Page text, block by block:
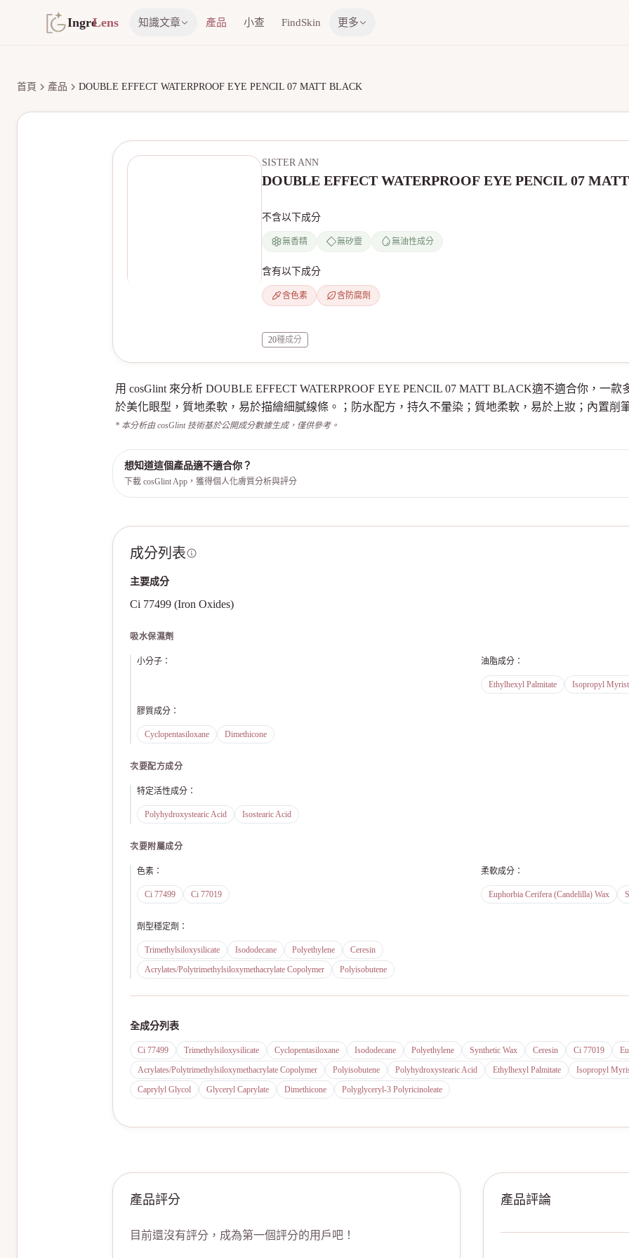
IngreLens 知識文章 產品 小查 FindSkin 更多
首頁 產品 DOUBLE EFFECT WATERPROOF EYE PENCIL 07 MATT BLACK
SISTER ANN
DOUBLE EFFECT WATERPROOF EYE PENCIL 07
不含以下成分
無香精 無矽靈 無油性成分
含有以下成分
含色素 含防腐劑
20種成分
用 cosGlint 來分析 DOUBLE EFFECT WATERPROOF EYE PENCIL 07 MATT BLACK適不適合你，一
於美化眼型，質地柔軟，易於描繪細膩線條。；防水配方，持久不暈染；質地柔軟，易於上妝；內置削
* 本分析由 cosGlint 技術基於公開成分數據生成，僅供參考。
想知道這個產品適不適合你？
下載 cosGlint App，獲得個人化膚質分析與評分
成分列表
主要成分
Ci 77499 (Iron Oxides)
吸水保濕劑
小分子 ： 油脂成分 ：
Ethylhexyl Palmitate Isopropyl
膠質成分 ：
Cyclopentasiloxane Dimethicone
次要配方成分
特定活性成分 ：
Polyhydroxystearic Acid Isostearic Acid
次要附屬成分
色素 ：
Ci 77499 Ci 77019
柔軟成分 ：
Euphorbia Cerifera (Candelilla) Wax
劑型穩定劑 ：
Trimethylsiloxysilicate Isododecane Polyethylene
Ceresin
Acrylates/Polytrimethylsiloxymethacrylate Copolymer
Polyisobutene
全成分列表
Ci 77499 Trimethylsiloxysilicate Cyclopentasiloxane Isododecane Polyethylene Synthetic Wax Ceresin Ci 77019
Acrylates/Polytrimethylsiloxymethacrylate Copolymer
Polyisobutene Polyhydroxystearic Acid Ethylhexyl Palmitate Isopropyl
Caprylyl Glycol
Glyceryl Caprylate Dimethicone Polyglyceryl-3 Polyricinoleate
產品評分
目前還沒有評分，成為第一個評分的用戶吧！
產品評論